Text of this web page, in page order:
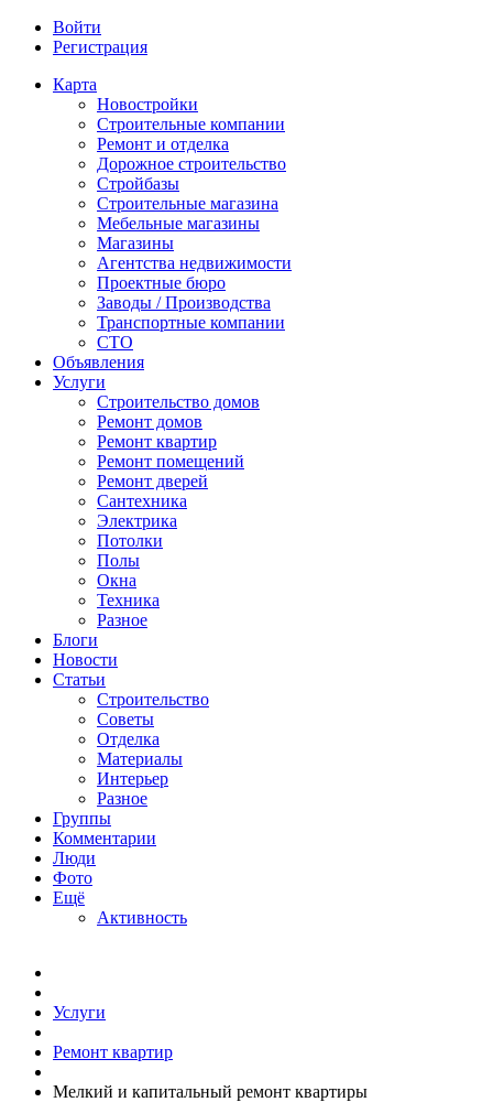
Войти
Регистрация
Карта
Новостройки
Строительные компании
Ремонт и отделка
Дорожное строительство
Стройбазы
Строительные магазина
Мебельные магазины
Магазины
Агентства недвижимости
Проектные бюро
Заводы / Производства
Транспортные компании
СТО
Объявления
Услуги
Строительство домов
Ремонт домов
Ремонт квартир
Ремонт помещений
Ремонт дверей
Сантехника
Электрика
Потолки
Полы
Окна
Техника
Разное
Блоги
Новости
Статьи
Строительство
Советы
Отделка
Материалы
Интерьер
Разное
Группы
Комментарии
Люди
Фото
Ещё
Активность
Услуги
Ремонт квартир
Мелкий и капитальный ремонт квартиры